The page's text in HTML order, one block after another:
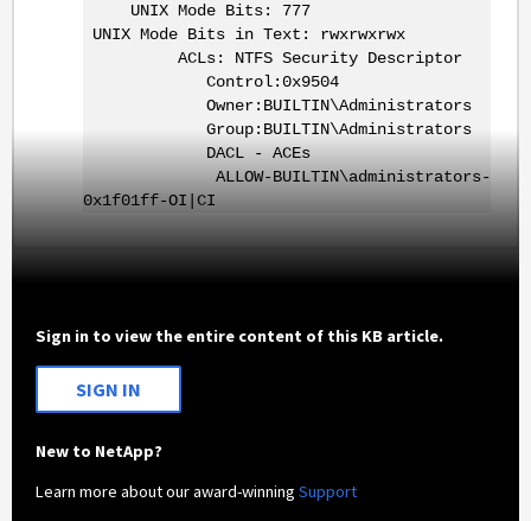
UNIX Mode Bits: 777
UNIX Mode Bits in Text: rwxrwxrwx
ACLs: NTFS Security Descriptor
Control:0x9504
Owner:BUILTIN\Administrators
Group:BUILTIN\Administrators
DACL - ACEs
ALLOW-BUILTIN\administrators-
0x1f01ff-OI|CI
Sign in to view the entire content of this KB article.
SIGN IN
New to NetApp?
Learn more about our award-winningSupport